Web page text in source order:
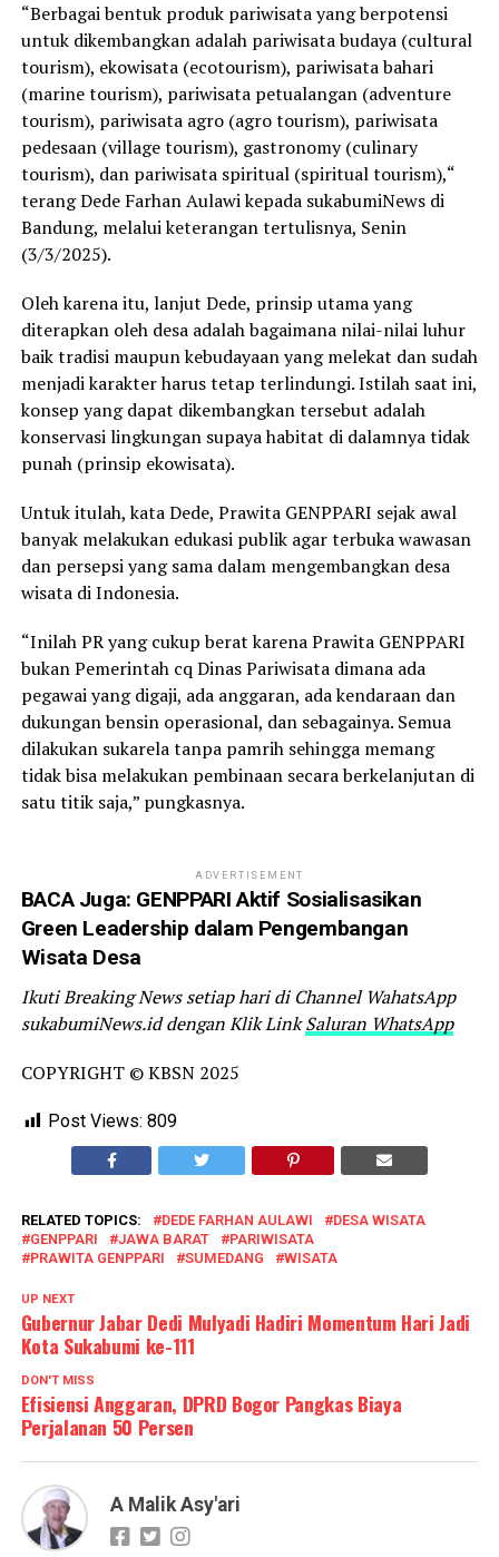
“Berbagai bentuk produk pariwisata yang berpotensi
untuk dikembangkan adalah pariwisata budaya (cultural
tourism), ekowisata (ecotourism), pariwisata bahari
(marine tourism), pariwisata petualangan (adventure
tourism), pariwisata agro (agro tourism), pariwisata
pedesaan (village tourism), gastronomy (culinary
tourism), dan pariwisata spiritual (spiritual tourism),“
terang Dede Farhan Aulawi kepada sukabumiNews di
Bandung, melalui keterangan tertulisnya, Senin
(3/3/2025).
Oleh karena itu, lanjut Dede, prinsip utama yang
diterapkan oleh desa adalah bagaimana nilai-nilai luhur
baik tradisi maupun kebudayaan yang melekat dan sudah
menjadi karakter harus tetap terlindungi. Istilah saat ini,
konsep yang dapat dikembangkan tersebut adalah
konservasi lingkungan supaya habitat di dalamnya tidak
punah (prinsip ekowisata).
Untuk itulah, kata Dede, Prawita GENPPARI sejak awal
banyak melakukan edukasi publik agar terbuka wawasan
dan persepsi yang sama dalam mengembangkan desa
wisata di Indonesia.
“Inilah PR yang cukup berat karena Prawita GENPPARI
bukan Pemerintah cq Dinas Pariwisata dimana ada
pegawai yang digaji, ada anggaran, ada kendaraan dan
dukungan bensin operasional, dan sebagainya. Semua
dilakukan sukarela tanpa pamrih sehingga memang
tidak bisa melakukan pembinaan secara berkelanjutan di
satu titik saja,” pungkasnya.
ADVERTISEMENT
BACA Juga: GENPPARI Aktif Sosialisasikan
Green Leadership dalam Pengembangan
Wisata Desa
Ikuti Breaking News setiap hari di Channel WahatsApp
sukabumiNews.id dengan Klik LinkSaluran WhatsApp
COPYRIGHT © KBSN 2025
Post Views: 809
RELATED TOPICS: DEDE FARHAN AULAWI
DESA WISATA
GENPPARI
JAWA BARAT
PARIWISATA
PRAWITA GENPPARI
SUMEDANG WISATA
UP NEXT
Gubernur Jabar Dedi Mulyadi Hadiri Momentum Hari Jadi
Kota Sukabumi ke-111
DON'T MISS
Efisiensi Anggaran, DPRD Bogor Pangkas Biaya
Perjalanan 50 Persen
A Malik Asy'ari